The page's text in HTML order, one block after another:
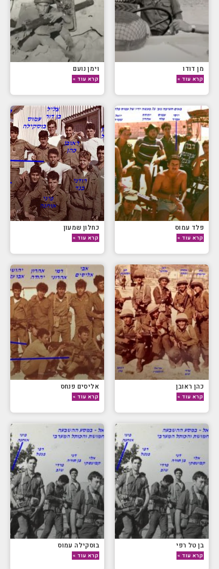
מן דודו
קרא עוד »
וימן נועם
קרא עוד »
פלד עמוס
קרא עוד »
כחלון שמעון
קרא עוד »
כהן ראובן
קרא עוד »
אליסים פנחס
קרא עוד »
בן טל רפי
קרא עוד »
בוסקילה עמוס
קרא עוד »